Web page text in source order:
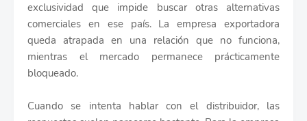
exclusividad que impide buscar otras alternativas
comerciales en ese país. La empresa exportadora
queda atrapada en una relación que no funciona,
mientras el mercado permanece prácticamente
bloqueado.
Cuando se intenta hablar con el distribuidor, las